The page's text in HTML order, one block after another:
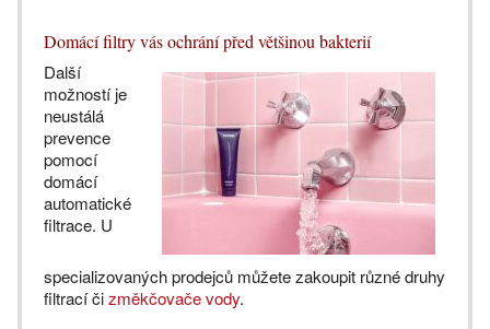
Domácí filtry vás ochrání před většinou bakterií
Další
možností je
neustálá
prevence
pomocí
domácí
automatické
filtrace. U
specializovaných prodejců můžete zakoupit různé druhy
filtrací čizměkčovače vody.